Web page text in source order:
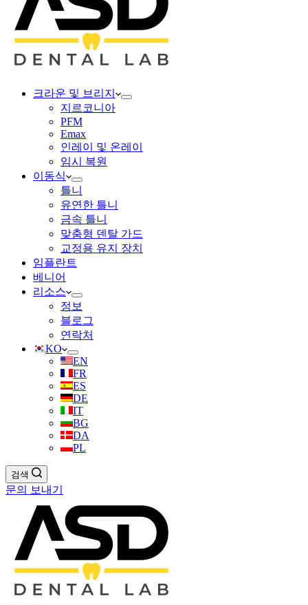
크라운 및 브리지
지르코니아
PFM
Emax
인레이 및 온레이
임시 복원
이동식
틀니
유연한 틀니
금속 틀니
맞춤형 덴탈 가드
교정용 유지 장치
임플란트
베니어
리소스
정보
블로그
연락처
KO
EN
FR
ES
DE
IT
BG
DA
PL
검색
문의 보내기